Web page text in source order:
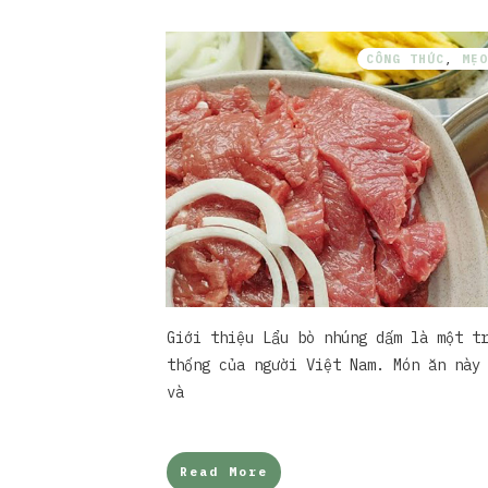
CÔNG THỨC ,
Giới thiệu Lẩu bò nhúng dấm là một
thống của người Việt Nam. Món ăn
và
Read More